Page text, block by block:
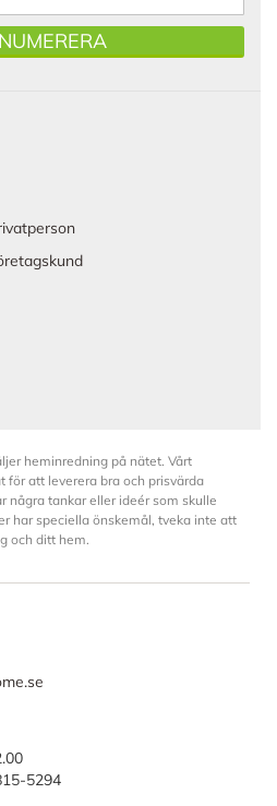
heminredning på nätet. Vårt
för att leverera bra och prisvärda
några tankar eller ideér som skulle
har speciella önskemål, tveka inte att
och ditt hem.
5294